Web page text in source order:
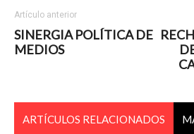
Artículo anterior
SINERGIA POLÍTICA DE
MEDIOS
ARTÍCULOS RELACIONADOS